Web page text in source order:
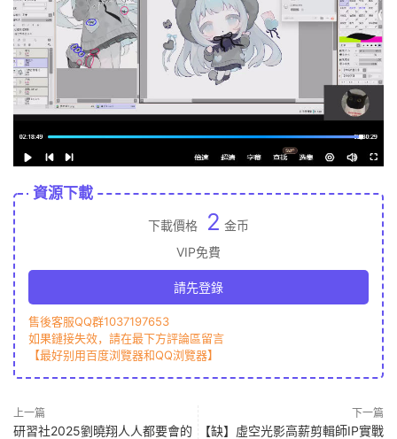
資源下載
下載價格 2 金币
VIP免費
請先登錄
售後客服QQ群1037197653
如果鏈接失效，請在最下方評論區留言
【最好别用百度浏覽器和QQ浏覽器】
上一篇
研習社2025劉曉翔人人都要會的
下一篇
【缺】虛空光影高薪剪輯師IP實戰